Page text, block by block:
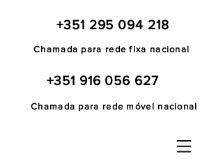
+351 295 094 218
Chamada para rede fixa nacional
+351 916 056 627
Chamada para rede móvel nacional